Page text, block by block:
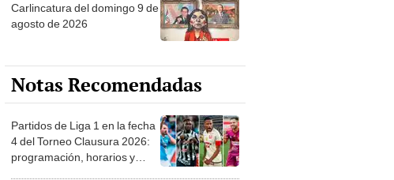
Carlincatura del domingo 9 de
agosto de 2026
Notas Recomendadas
Partidos de Liga 1 en la fecha
4 del Torneo Clausura 2026:
programación, horarios y